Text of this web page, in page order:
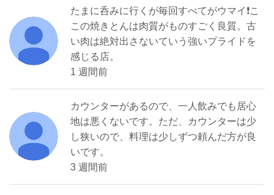
たまに呑みに行くが毎回すべてがウマイ❗こ
この焼きとんは肉質がものすごく良質。古
い肉は絶対出さないていう強いプライドを
感じる店。
1 週間前
カウンターがあるので、一人飲みでも居心
地は悪くないです。ただ、カウンターは少
し狭いので、料理は少しずつ頼んだ方が良
いです。
3 週間前